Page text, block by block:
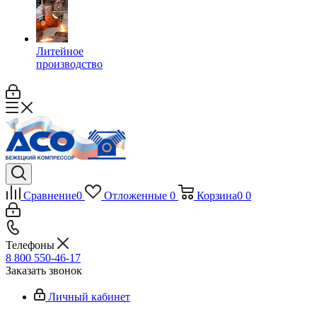
Литейное
производство
Сравнение0 Отложенные 0 Корзина0 0
Телефоны
8 800 550-46-17
Заказать звонок
Личный кабинет